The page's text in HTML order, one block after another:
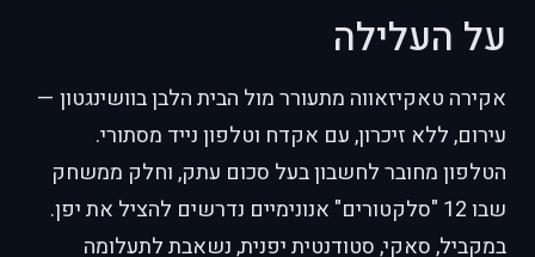
על העלילה
אקירה טאקיזאווה מתעורר מול הבית הלבן בוושינגטון —
עירום, ללא זיכרון, עם אקדח וטלפון נייד מסתורי.
הטלפון מחובר לחשבון בעל סכום עתק, וחלק ממשחק
שבו 12 "סלקטורים" אנונימיים נדרשים להציל את יפן.
במקביל, סאקי, סטודנטית יפנית, נשאבת לתעלומה